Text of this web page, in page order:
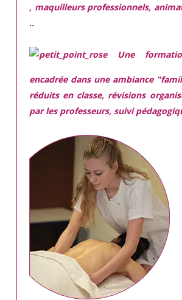
, maquilleurs professionnels,
..
Une
encadrée dans une ambiance
réduits en classe, révisions
par les professeurs, suivi